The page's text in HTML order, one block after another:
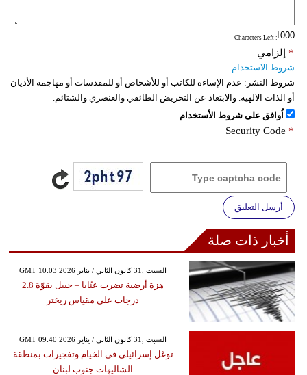
: Characters Left
إلزامي *
شروط الاستخدام
شروط النشر: عدم الإساءة للكاتب أو للأشخاص أو للمقدسات أو مهاجمة الأديان
أو الذات الالهية. والابتعاد عن التحريض الطائفي والعنصري والشتائم.
اُوافق على شروط الأستخدام
Security Code *
أرسل التعليق
أخبار ذات صلة
GMT 10:03 2026 السبت ,31 كانون الثاني / يناير
هزة أرضية تضرب عنّايا – جبيل بقوّة 2.8
درجات على مقياس ريختر
GMT 09:40 2026 السبت ,31 كانون الثاني / يناير
توغل إسرائيلي في الخيام وتفجيرات بمنطقة
الشاليهات جنوب لبنان